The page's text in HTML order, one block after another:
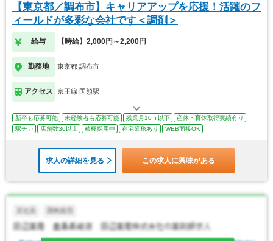
【東京都／調布市】キャリアアップを応援！活躍のフ
ィールドが多彩な会社です＜調剤＞
給与 【時給】2,000円～2,200円
勤務地 東京都 調布市
アクセス 京王線 国領駅
新卒も応募可能 未経験者も応募可能 残業月10ｈ以下
産休・育休取得実績有り
駅チカ
店舗数30以上 積極採用中 在宅業務あり WEB面接OK
求人の詳細を見る この求人に興味がある